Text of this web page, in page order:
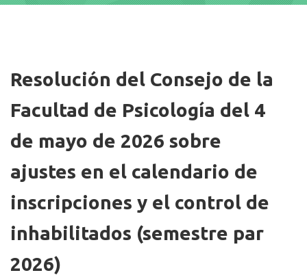
Resolución del Consejo de la
Facultad de Psicología del 4
de mayo de 2026 sobre
ajustes en el calendario de
inscripciones y el control de
inhabilitados (semestre par
2026)